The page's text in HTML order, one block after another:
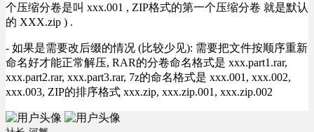
个压缩分卷是叫 xxx.001 , ZIP格式的第一个压缩分卷 就是默认
的 XXX.zip ) .
- 如果是需要改后缀的情况 (比较少见): 需要把文件按顺序重新
命名好才能正常解压, RAR的分卷命名格式是 xxx.part1.rar,
xxx.part2.rar, xxx.part3.rar, 7z的命名格式是 xxx.001, xxx.002,
xxx.003, ZIP的排序格式 xxx.zip, xxx.zip.001, xxx.zip.002